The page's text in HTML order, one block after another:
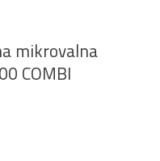
mikrovalna
COMBI